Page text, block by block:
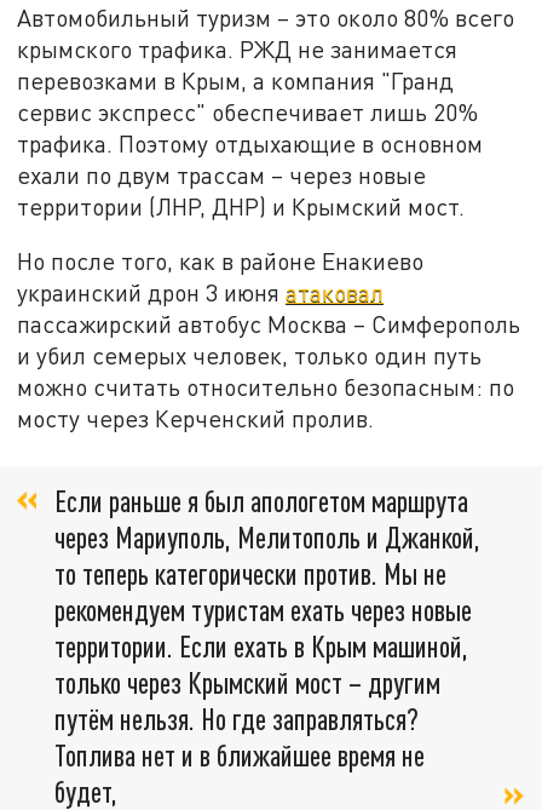
Автомобильный туризм – это около 80% всего
крымского трафика. РЖД не занимается
перевозками в Крым, а компания "Гранд
сервис экспресс" обеспечивает лишь 20%
трафика. Поэтому отдыхающие в основном
ехали по двум трассам – через новые
территории (ЛНР, ДНР) и Крымский мост.
Но после того, как в районе Енакиево
украинский дрон 3 июняатаковал
пассажирский автобус Москва – Симферополь
и убил семерых человек, только один путь
можно считать относительно безопасным: по
мосту через Керченский пролив.
Если раньше я был апологетом маршрута
через Мариуполь, Мелитополь и Джанкой,
то теперь категорически против. Мы не
рекомендуем туристам ехать через новые
территории. Если ехать в Крым машиной,
только через Крымский мост – другим
путём нельзя. Но где заправляться?
Топлива нет и в ближайшее время не
будет,